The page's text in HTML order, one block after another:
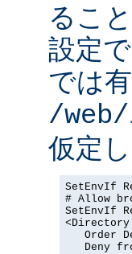
るこ
設定
では
/web/
仮定し
SetEnvIf
# Allow
SetEnvIf
<Directory
Order
Deny